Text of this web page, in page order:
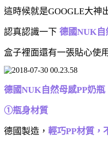
這時候就是GOOGLE大神
認真認識一下 德國NUK自
盒子裡面還有一張貼心使
德國NUK自然母感PP奶瓶
①瓶身材質
德國製造， 輕巧PP材質，